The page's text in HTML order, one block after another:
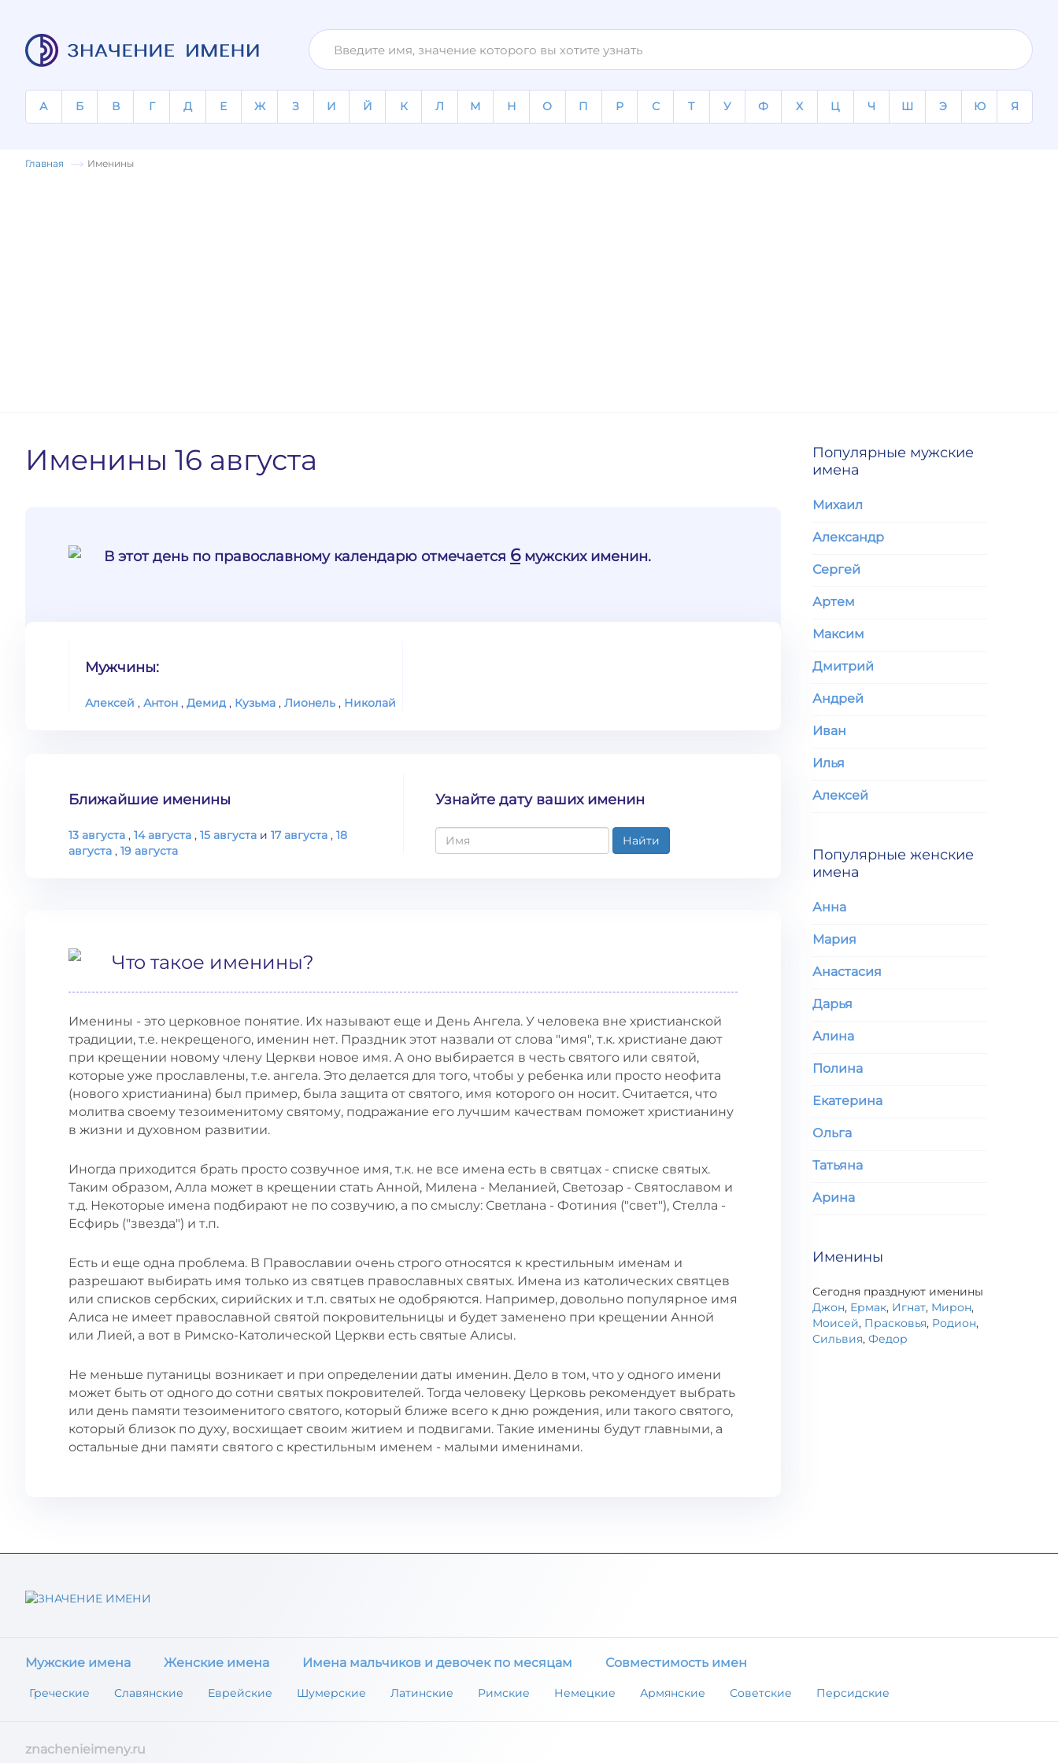
А Б В Г Д Е Ж З И Й К Л М Н О П Р С Т У Ф Х Ц Ч Ш Э Ю Я
Главная Именины
Именины 16 августа
В этот день по православному календарю отмечается 6мужских именин.
Мужчины:
Алексей , Антон , Демид, Кузьма , Лионель , Николай
Ближайшие именины
13 августа , 14 августа , 15 августа и 17 августа , 18
августа , 19 августа
Узнайте дату ваших именин
Найти
Что такое именины?
Именины - это церковное понятие. Их называют еще и День Ангела. У человека вне христианской
традиции, т.е. некрещеного, именин нет. Праздник этот назвали от слова "имя", т.к. христиане дают
при крещении новому члену Церкви новое имя. А оно выбирается в честь святого или святой,
которые уже прославлены, т.е. ангела. Это делается для того, чтобы у ребенка или просто неофита
(нового христианина) был пример, была защита от святого, имя которого он носит. Считается, что
молитва своему тезоименитому святому, подражание его лучшим качествам поможет христианину
в жизни и духовном развитии.
Иногда приходится брать просто созвучное имя, т.к. не все имена есть в святцах - списке святых.
Таким образом, Алла может в крещении стать Анной, Милена - Меланией, Светозар - Святославом и
т.д. Некоторые имена подбирают не по созвучию, а по смыслу: Светлана - Фотиния ("свет"), Стелла -
Есфирь ("звезда") и т.п.
Есть и еще одна проблема. В Православии очень строго относятся к крестильным именам и
разрешают выбирать имя только из святцев православных святых. Имена из католических святцев
или списков сербских, сирийских и т.п. святых не одобряются. Например, довольно популярное имя
Алиса не имеет православной святой покровительницы и будет заменено при крещении Анной
или Лией, а вот в Римско-Католической Церкви есть святые Алисы.
Не меньше путаницы возникает и при определении даты именин. Дело в том, что у одного имени
может быть от одного до сотни святых покровителей. Тогда человеку Церковь рекомендует выбрать
или день памяти тезоименитого святого, который ближе всего к дню рождения, или такого святого,
который близок по духу, восхищает своим житием и подвигами. Такие именины будут главными, а
остальные дни памяти святого с крестильным именем - малыми именинами.
Популярные мужские
имена
Михаил
Александр
Сергей
Артем
Максим
Дмитрий
Андрей
Иван
Илья
Алексей
Популярные женские
имена
Анна
Мария
Анастасия
Дарья
Алина
Полина
Екатерина
Ольга
Татьяна
Арина
Именины
Сегодня празднуют именины
Джон, Ермак, Игнат, Мирон,
Моисей, Прасковья, Родион,
Сильвия, Федор
Мужские имена Женские имена Имена мальчиков и девочек по месяцам Совместимость имен
Греческие Славянские Еврейские Шумерские Латинские Римские Немецкие Армянские Советские Персидские
znachenieimeny.ru